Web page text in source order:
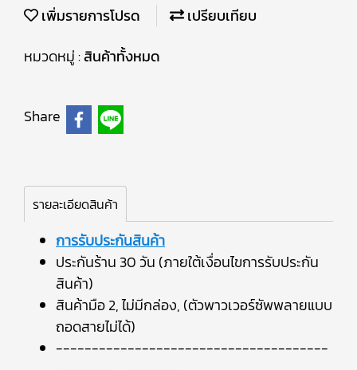
เพิ่มรายการโปรด
เปรียบเทียบ
หมวดหมู่ :สินค้าทั้งหมด
Share
รายละเอียดสินค้า
การรับประกันสินค้า
ประกันร้าน 30 วัน (ภายใต้เงื่อนไขการรับประกัน
สินค้า)
สินค้ามือ 2, ไม่มีกล่อง, (ตัวพาวเวอร์ซัพพลายแบบ
ถอดสายไม่ได้)
--------------------------------------